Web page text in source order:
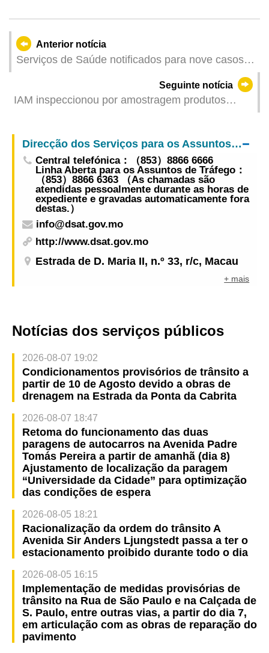
Anterior notícia
Serviços de Saúde notificados para nove casos
Seguinte notícia
IAM inspeccionou por amostragem produtos
sido aprovados
Direcção dos Serviços para os Assuntos de Tráfego
Central telefónica：（853）8866 6666
Linha Aberta para os Assuntos de Tráfego：
（853）8866 6363 （As chamadas são
atendidas pessoalmente durante as horas de
expediente e gravadas automaticamente fora
destas.）
info@dsat.gov.mo
http://www.dsat.gov.mo
Estrada de D. Maria II, n.º 33, r/c, Macau
+ mais
Notícias dos serviços públicos
2026-08-07 19:02
Condicionamentos provisórios de trânsito a
partir de 10 de Agosto devido a obras de
drenagem na Estrada da Ponta da Cabrita
2026-08-07 18:47
Retoma do funcionamento das duas
paragens de autocarros na Avenida Padre
Tomás Pereira a partir de amanhã (dia 8)
Ajustamento de localização da paragem
“Universidade da Cidade” para optimização
das condições de espera
2026-08-05 18:21
Racionalização da ordem do trânsito A
Avenida Sir Anders Ljungstedt passa a ter o
estacionamento proibido durante todo o dia
2026-08-05 16:15
Implementação de medidas provisórias de
trânsito na Rua de São Paulo e na Calçada de
S. Paulo, entre outras vias, a partir do dia 7,
em articulação com as obras de reparação do
pavimento